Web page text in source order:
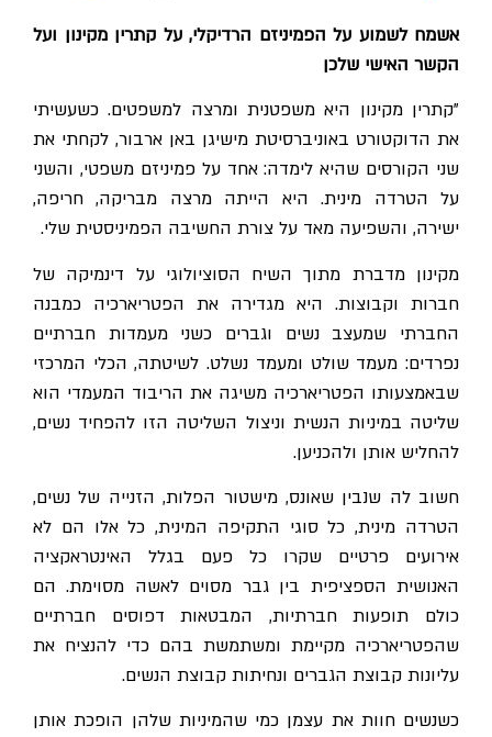
אשמח לשמוע על הפמיניזם הרדיקלי, על קתרין מקינון ועל
הקשר האישי שלכן
"קתרין מקינון היא משפטנית ומרצה למשפטים. כשעשיתי
את הדוקטורט באוניברסיטת מישיגן באן ארבור, לקחתי את
שני הקורסים שהיא לימדה: אחד על פמיניזם משפטי, והשני
על הטרדה מינית. היא הייתה מרצה מבריקה, חריפה,
ישירה, והשפיעה מאד על צורת החשיבה הפמיניסטית שלי.
מקינון מדברת מתוך השיח הסוציולוגי על דינמיקה של
חברות וקבוצות. היא מגדירה את הפטריארכיה כמבנה
החברתי שמעצב נשים וגברים כשני מעמדות חברתיים
נפרדים: מעמד שולט ומעמד נשלט. לשיטתה, הכלי המרכזי
שבאמצעותו הפטריארכיה משיגה את הריבוד המעמדי הוא
שליטה במיניות הנשית וניצול השליטה הזו להפחיד נשים,
להחליש אותן ולהכניען.
חשוב לה שנבין שאונס, מישטור הפלות, הזנייה של נשים,
הטרדה מינית, כל סוגי התקיפה המינית, כל אלו הם לא
אירועים פרטיים שקרו כל פעם בגלל האינטראקציה
האנושית הספציפית בין גבר מסוים לאשה מסוימת. הם
כולם תופעות חברתיות, המבטאות דפוסים חברתיים
שהפטריארכיה מקיימת ומשתמשת בהם כדי להנציח את
עליונות קבוצת הגברים ונחיתות קבוצת הנשים.
כשנשים חוות את עצמן כמי שהמיניות שלהן הופכת אותן